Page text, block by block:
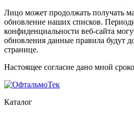
Лицо может продолжать получать
обновление наших списков.
конфиденциальности веб-сайта
обновления данные правила будут
странице.
Настоящее согласие дано мной
Каталог